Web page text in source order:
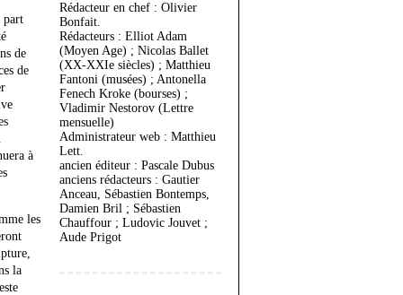
part
de
de
à
les
la
Rédacteur en chef : Olivier
Bonfait.
Rédacteurs : Elliot Adam
(Moyen Age) ; Nicolas Ballet
(XX-XXIe siècles) ; Matthieu
Fantoni (musées) ; Antonella
Fenech Kroke (bourses) ;
Vladimir Nestorov (Lettre
mensuelle)
Administrateur web : Matthieu
Lett.
ancien éditeur : Pascale Dubus
anciens rédacteurs : Gautier
Anceau, Sébastien Bontemps,
Damien Bril ; Sébastien
Chauffour ; Ludovic Jouvet ;
Aude Prigot